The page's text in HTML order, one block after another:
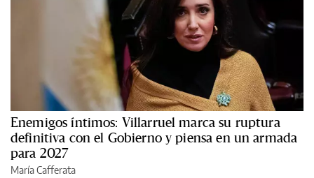
Enemigos íntimos: Villarruel marca su ruptura
definitiva con el Gobierno y piensa en un armada
para 2027
María Cafferata